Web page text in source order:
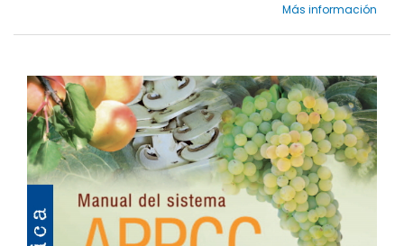
Más información